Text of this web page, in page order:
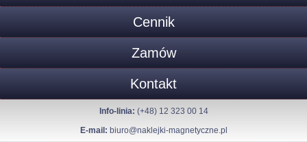
Cennik
Zamów
Kontakt
Info-linia: (+48) 12 323 00 14
E-mail: biuro@naklejki-magnetyczne.pl